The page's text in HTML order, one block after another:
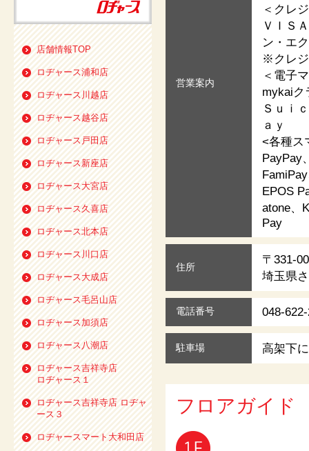
店舗情報TOP
ロヂャース浦和店
ロヂャース川越店
ロヂャース越谷店
ロヂャース戸田店
ロヂャース新座店
ロヂャース大宮店
ロヂャース久喜店
ロヂャース北本店
ロヂャース川口店
ロヂャース大成店
ロヂャース毛呂山店
ロヂャース加須店
ロヂャース八潮店
ロヂャース吉祥寺店
ロヂャース１
ロヂャース吉祥寺店 ロヂャ
ース３
ロヂャースマート大和田店
営業案内
＜クレ
ＶＩＳ
ン・エ
※クレ
＜電子
mykaiク
Ｓｕｉ
ａｙ
<各種ス
PayPay
EPOS
atone、
Pay
住所
〒331-
埼玉県
電話番号 048-
駐車場 高架下
フロアガイド